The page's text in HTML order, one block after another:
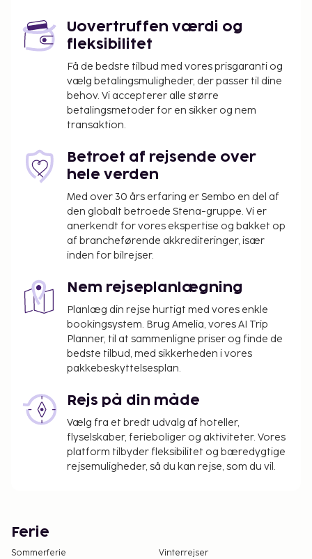
Uovertruffen værdi og
fleksibilitet
Få de bedste tilbud med vores prisgaranti og
vælg betalingsmuligheder, der passer til dine
behov. Vi accepterer alle større
betalingsmetoder for en sikker og nem
transaktion.
Betroet af rejsende over
hele verden
Med over 30 års erfaring er Sembo en del af
den globalt betroede Stena-gruppe. Vi er
anerkendt for vores ekspertise og bakket op
af brancheførende akkrediteringer, især
inden for bilrejser.
Nem rejseplanlægning
Planlæg din rejse hurtigt med vores enkle
bookingsystem. Brug Amelia, vores AI Trip
Planner, til at sammenligne priser og finde de
bedste tilbud, med sikkerheden i vores
pakkebeskyttelsesplan.
Rejs på din måde
Vælg fra et bredt udvalg af hoteller,
flyselskaber, ferieboliger og aktiviteter. Vores
platform tilbyder fleksibilitet og bæredygtige
rejsemuligheder, så du kan rejse, som du vil.
Ferie
Sommerferie
Vinterrejser